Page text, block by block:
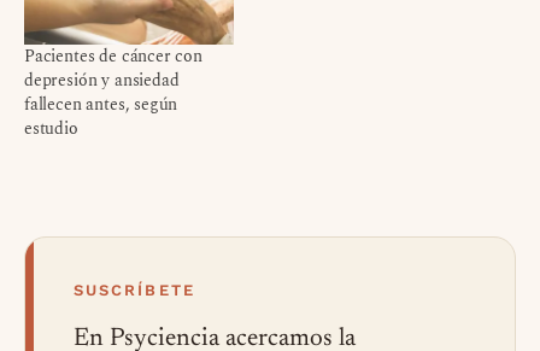
Pacientes de cáncer con
depresión y ansiedad
fallecen antes, según
estudio
SUSCRÍBETE
En Psyciencia acercamos la